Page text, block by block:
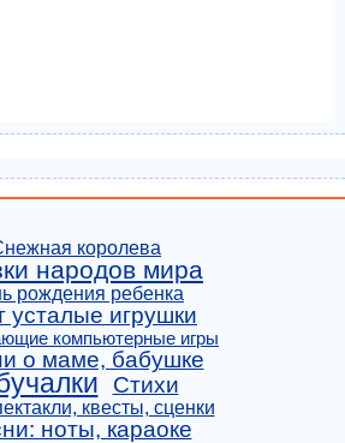
королева
народов мира
рождения ребенка
усталые игрушки
компьютерные игры
о маме, бабушке
Стихи
квесты, сценки
ноты, караоке